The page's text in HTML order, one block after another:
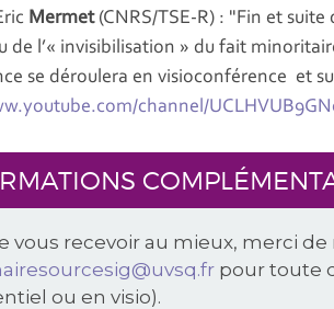
Mermet (CNRS/TSE-R) : "Fin et
de l’« invisibilisation » du fait
se déroulera en visioconférence et
channel/
vous recevoir au mieux, merci de
pour toute
ou en visio).